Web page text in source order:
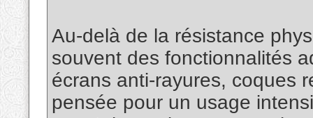
Au-delà de la résistance
souvent des fonctionnalités
écrans anti-rayures, coques
pensée pour un usage